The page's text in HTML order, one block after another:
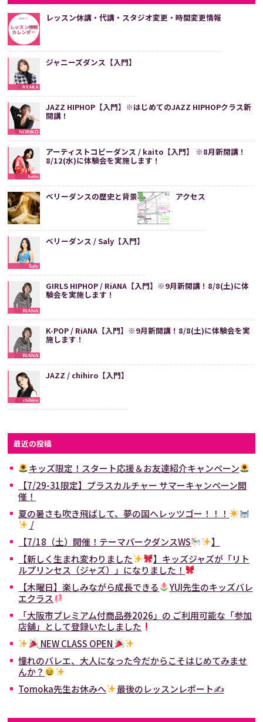
レッスン休講・代講・スタジオ変更・時間変更情報
ジャニーズダンス【入門】
JAZZ HIPHOP【入門】※はじめてのJAZZ HIPHOPクラス新
開講！
アーティストコピーダンス / kaito【入門】 ※8月新開講！
8/12(水)に体験会を実施します！
ベリーダンスの歴史と背景 アクセス
ベリーダンス / Saly【入門】
GIRLS HIPHOP / RiANA【入門】※9月新開講！8/8(土)に体
験会を実施します！
K-POP / RiANA【入門】※9月新開講！8/8(土)に体験会を実
施します！
JAZZ / chihiro【入門】
最近の投稿
キッズ限定！スタート応援＆お友達紹介キャンペーン
【7/29-31限定】プラスカルチャー サマーキャンペーン開
催！
夏の暑さも吹き飛ばして、夢の国へレッツゴー！！！
/
【7/18（土）開催！テーマパークダンスWS
】
【新しく生まれ変わりました
】キッズジャズが「リト
ルプリンセス（ジャズ）」になりました！
【木曜日】楽しみながら成長できる
YUI先生のキッズバレ
エクラス
「大阪市プレミアム付商品券2026」の ご利用可能な「参加
店舗」として登録いたしました
NEW CLASS OPEN
憧れのバレエ、大人になった今だからこそはじめてみませ
んか？
Tomoka先生お休みへ
最後のレッスンレポート✍